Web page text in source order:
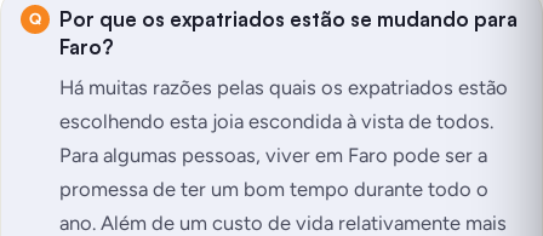
Por que os expatriados estão se mudando para
Faro?
Há muitas razões pelas quais os expatriados estão
escolhendo esta joia escondida à vista de todos.
Para algumas pessoas, viver em Faro pode ser a
promessa de ter um bom tempo durante todo o
ano. Além de um custo de vida relativamente mais